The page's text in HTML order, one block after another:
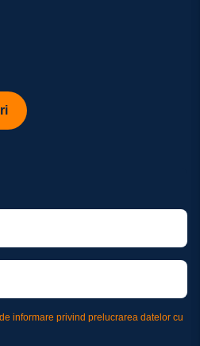
informare privind prelucrarea datelor cu